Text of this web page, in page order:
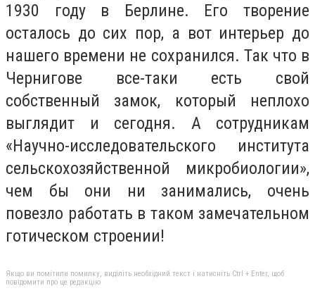
1930 году в Берлине. Его творение
осталось до сих пор, а вот интерьер до
нашего времени не сохранился. Так что в
Чернигове все-таки есть свой
собственный замок, который неплохо
выглядит и сегодня. А сотрудникам
«Научно-исследовательского института
сельскохозяйственной микробиологии»,
чем бы они ни занимались, очень
повезло работать в таком замечательном
готическом строении!
Якщо ви помітили помилку, виділіть необхідний текст і натисніть Ctrl + Enter, щоб
повідомити про це редакцію